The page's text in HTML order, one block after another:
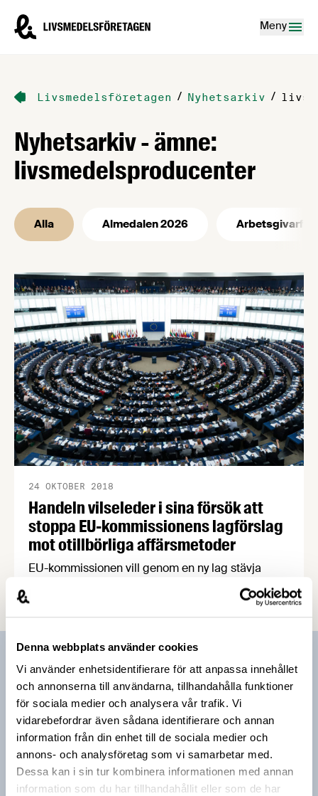
Denna webbplats använder cookies
Vi använder enhetsidentifierare för att anpassa innehållet
och annonserna till användarna, tillhandahålla funktioner
för sociala medier och analysera vår trafik. Vi
vidarebefordrar även sådana identifierare och annan
information från din enhet till de sociala medier och
annons- och analysföretag som vi samarbetar med.
Dessa kan i sin tur kombinera informationen med annan
information som du har tillhandahållit eller som de har
Livsmedelsföretagen – till startsidan
Meny
Livsmedelsföretagen / Nyhetsarkiv /
Nyhetsarkiv - ämne:
livsmedelsproducenter
Alla Almedalen 2026
Handeln vilseleder i sina försök att
stoppa EU-kommissionens lagförslag
mot otillbörliga affärsmetoder
24 OKTOBER 2018
EU-kommissionen vill genom en ny lag stävja
otillbörliga affärsmetoder som missgynnar mindre
livsmedelsleverantörer. Handeln och ett antal
djurrättsorganisationer utnyttjar nu ett
parlamentsledamot för att bilda opinion mot EU-
kommissionens ursprungliga lagförslag. Vi bad
Rasmus Bäckström på Livsmedelsföretagen
förklara vad som egentligen pågår i Bryssel.
Prenumerera på vårt nyhetsbrev
Vårt nyhetsbrev kommer ut 3-4 gånger i månaden och
riktar sig till alla med ett intresse för
livsmedelsföretagande och den svenska
livsmedelsbranschen. När du anmäler dig till vårt
nyhetsbrev godkänner du Livsmedelsföretagens
hantering av personuppgifter.